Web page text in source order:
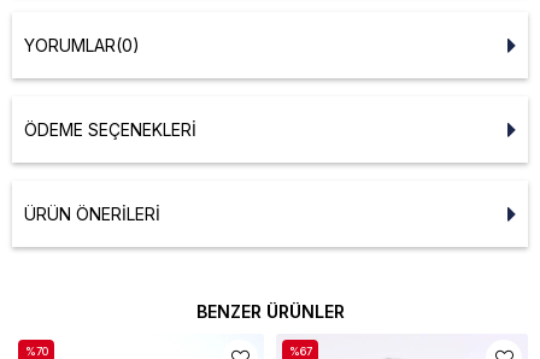
YORUMLAR(0)
ÖDEME SEÇENEKLERI
ÜRÜN ÖNERILERI
BENZER ÜRÜNLER
%70 %67